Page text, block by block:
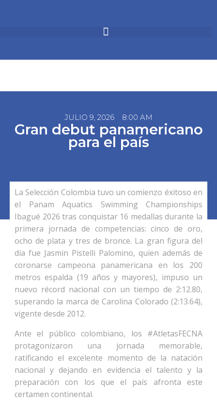
JULIO 9, 2026 8:00 AM
Gran debut panamericano
para el país
La Selección Colombia tuvo un comienzo éxitoso en
el Panam Aquatics Swimming Championships
Ibagué 2026 tras conquistar 16 medallas durante la
primera jornada de competencias: cinco de oro,
ocho de plata y tres de bronce. La gran figura del
día fue Jasmin Pistelli Palomino, quien además de
coronarse campeona panamericana en los 200
metros espalda (19 años y mayores), impuso un
nuevo récord nacional con un tiempo de 2:12.80,
superando la marca de Carolina Colorado (2:13.64),
vigente desde 2012.
Ante el público colombiano, los #AtletasFECNA
protagonizaron una jornada memorable,
ratificando el excelente momento de la natación
nacional y dejando en evidencia el talento y la
preparación con los que el país afronta este
certamen continental.